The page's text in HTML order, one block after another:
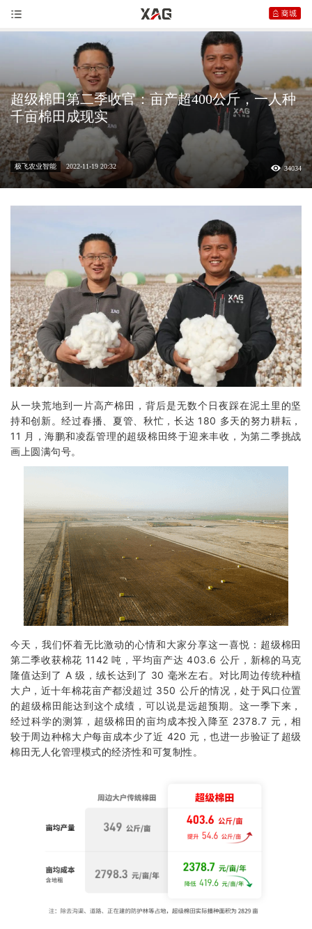
超级棉田第二季收官：亩产超400公斤，一人种
千亩棉田成现实
极飞农业智能 2022-11-19 20:32 34034
从一块荒地到一片高产棉田，背后是无数个日夜踩在泥土里的坚
持和创新。经过春播、夏管、秋忙，长达 180 多天的努力耕耘，
11 月，海鹏和凌磊管理的超级棉田终于迎来丰收，为第二季挑战
画上圆满句号。
今天，我们怀着无比激动的心情和大家分享这一喜悦：超级棉田
第二季收获棉花 1142 吨，平均亩产达 403.6 公斤，新棉的马克
隆值达到了 A 级，绒长达到了 30 毫米左右。对比周边传统种植
大户，近十年棉花亩产都没超过 350 公斤的情况，处于风口位置
的超级棉田能达到这个成绩，可以说是远超预期。这一季下来，
经过科学的测算，超级棉田的亩均成本投入降至 2378.7 元，相
较于周边种棉大户每亩成本少了近 420 元，也进一步验证了超级
棉田无人化管理模式的经济性和可复制性。